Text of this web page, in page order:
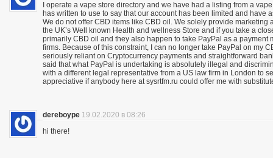
I operate a vape store directory and we have had a listing from a
has written to use to say that our account has been limited and
We do not offer CBD items like CBD oil. We solely provide
the UK’s Well known Health and wellness Store and if you take a
primarily CBD oil and they also happen to take PayPal as a
firms. Because of this constraint, I can no longer take PayPal on my
seriously reliant on Cryptocurrency payments and straightforward
said that what PayPal is undertaking is absolutely illegal and
with a different legal representative from a US law firm in London to
appreciative if anybody here at sysrtfm.ru could offer me with
dereboype 19.02.2020 в 08:26
hi there!